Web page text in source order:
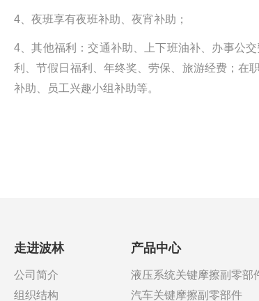
4、夜班享有夜班补助、夜宵补助；
4、其他福利：交通补助、上下班油补、办事公
利、节假日福利、年终奖、劳保、旅游经费；在
补助、员工兴趣小组补助等。
走进波林
公司简介
组织结构
产品中心
液压系统关键摩擦副零部
汽车关键摩擦副零部件